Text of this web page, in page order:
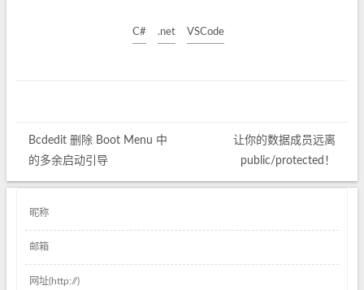
C# .net VSCode
Bcdedit 删除 Boot Menu 中
的多余启动引导
让你的数据成员远离
public/protected！